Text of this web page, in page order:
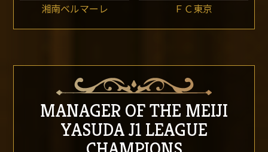
湘南ベルマーレ ＦＣ東京
MANAGER OF THE MEIJI
YASUDA J1 LEAGUE